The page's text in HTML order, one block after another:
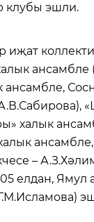
клубы эшли.
иҗат
ансамбле
ансамбле,
халык
–
елдан, Ямул